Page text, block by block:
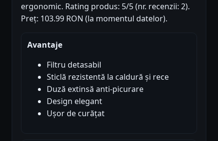
ergonomic. Rating produs: 5/5 (nr. recenzii: 2).
Preț: 103.99 RON (la momentul datelor).
Avantaje
Filtru detasabil
Sticlă rezistentă la caldură și rece
Duză extinsă anti-picurare
Design elegant
Ușor de curățat